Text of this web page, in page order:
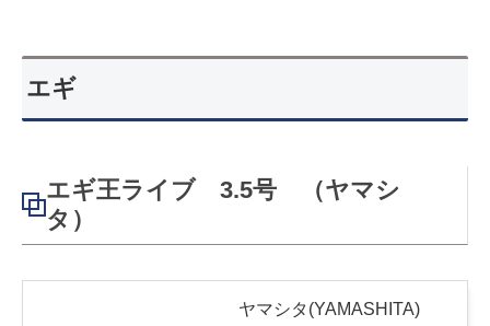
エギ
エギ王ライブ 3.5号 （ヤマシ
タ）
ヤマシタ(YAMASHITA)